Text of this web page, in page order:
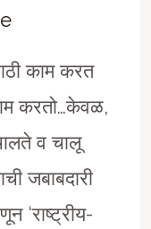
काम करत
करतो…केवळ,
व चालू
जबाबदारी
‘राष्ट्रीय-